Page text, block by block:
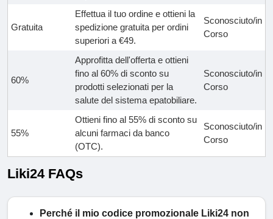
Gratuita
Effettua il tuo ordine e ottieni la
spedizione gratuita per ordini
superiori a €49.
Sconosciuto/in
Corso
60%
Approfitta dell'offerta e ottieni
fino al 60% di sconto su
prodotti selezionati per la
salute del sistema epatobiliare.
Sconosciuto/in
Corso
55%
Ottieni fino al 55% di sconto su
alcuni farmaci da banco
(OTC).
Sconosciuto/in
Corso
Liki24 FAQs
Perché il mio codice promozionale Liki24 non